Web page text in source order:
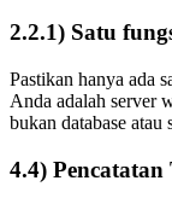
2.2.1) Satu
Pastikan hanya ada
Anda adalah server
bukan database atau
4.4) Pencatatan